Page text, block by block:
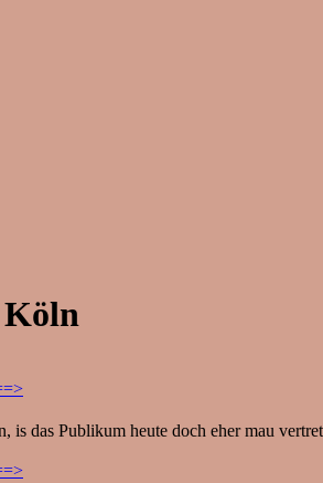
Köln
das Publikum heute doch eher mau